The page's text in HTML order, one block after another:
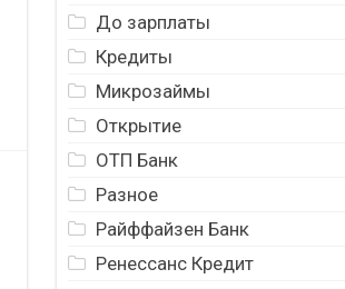
До зарплаты
Кредиты
Микрозаймы
Открытие
ОТП Банк
Разное
Райффайзен Банк
Ренессанс Кредит